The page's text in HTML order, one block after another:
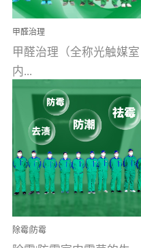
甲醛治理
甲醛治理（全称光触媒室
内...
空气污染净化治理）工业
文明的进步，创造了多姿
多彩的家居产品和生活情
调，但也带来了以甲醛为
首的室内...
除霉|防霉